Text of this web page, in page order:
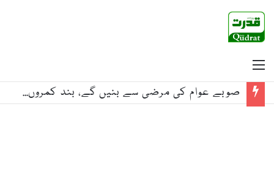
صوبے عوام کی مرضی سے بنیں گے، بند کمروں کے فیصلے قبول نہیں: بلاول بھٹو